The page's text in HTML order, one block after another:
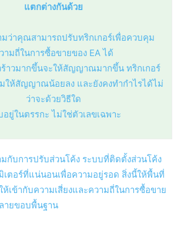
แตกต่างกันด้วย
ว่าคุณสามารถปรับทริกเกอร์เพื่อควบคุม
ามถี่ในการซื้อขายของ EA ได้
ร้าวมากขึ้นจะให้สัญญาณมากขึ้น ทริกเกอร์
ให้สัญญาณน้อยลง และยังคงทำกำไรได้ไม่
ว่าจะด้วยวิธีใด
ยู่ในตรรกะ ไม่ใช่ตัวเลขเฉพาะ
กับการปรับส่วนโค้ง ระบบที่ติดตั้งส่วนโค้ง
เตอร์ที่แน่นอนเพื่อความอยู่รอด สิ่งนี้ให้พื้นที่
เข้ากับความเสี่ยงและความถี่ในการซื้อขาย
ายขอบพื้นฐาน